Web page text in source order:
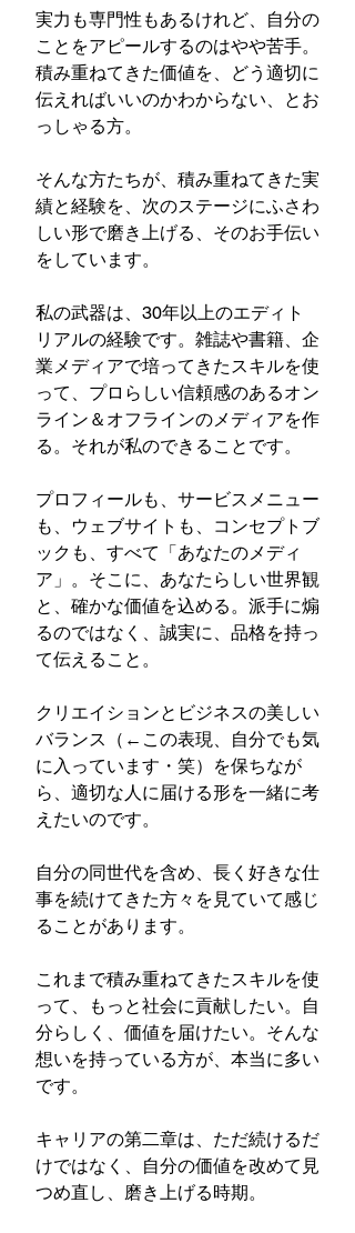
実力も専門性もあるけれど、自分の
ことをアピールするのはやや苦手。
積み重ねてきた価値を、どう適切に
伝えればいいのかわからない、とお
っしゃる方。
そんな方たちが、積み重ねてきた実
績と経験を、次のステージにふさわ
しい形で磨き上げる、そのお手伝い
をしています。
私の武器は、30年以上のエディト
リアルの経験です。雑誌や書籍、企
業メディアで培ってきたスキルを使
って、プロらしい信頼感のあるオン
ライン＆オフラインのメディアを作
る。それが私のできることです。
プロフィールも、サービスメニュー
も、ウェブサイトも、コンセプトブ
ックも、すべて「あなたのメディ
ア」。そこに、あなたらしい世界観
と、確かな価値を込める。派手に煽
るのではなく、誠実に、品格を持っ
て伝えること。
クリエイションとビジネスの美しい
バランス（←この表現、自分でも気
に入っています・笑）を保ちなが
ら、適切な人に届ける形を一緒に考
えたいのです。
自分の同世代を含め、長く好きな仕
事を続けてきた方々を見ていて感じ
ることがあります。
これまで積み重ねてきたスキルを使
って、もっと社会に貢献したい。自
分らしく、価値を届けたい。そんな
想いを持っている方が、本当に多い
です。
キャリアの第二章は、ただ続けるだ
けではなく、自分の価値を改めて見
つめ直し、磨き上げる時期。